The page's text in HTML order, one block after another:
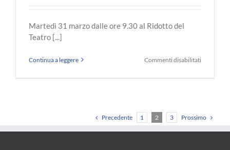
Martedì 31 marzo dalle ore 9.30 al Ridotto del
Teatro [...]
Continua a leggere Commenti disabilitatisu
dipendenti
Precedente 1 2 3 Prossimo